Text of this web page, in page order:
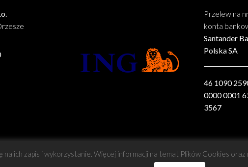
Przelew na
konta
Santander
Polska SA
46 1090
0000 0001
3567
ich zapis i wykorzystanie. Więcej informacji na temat Plików Cookies